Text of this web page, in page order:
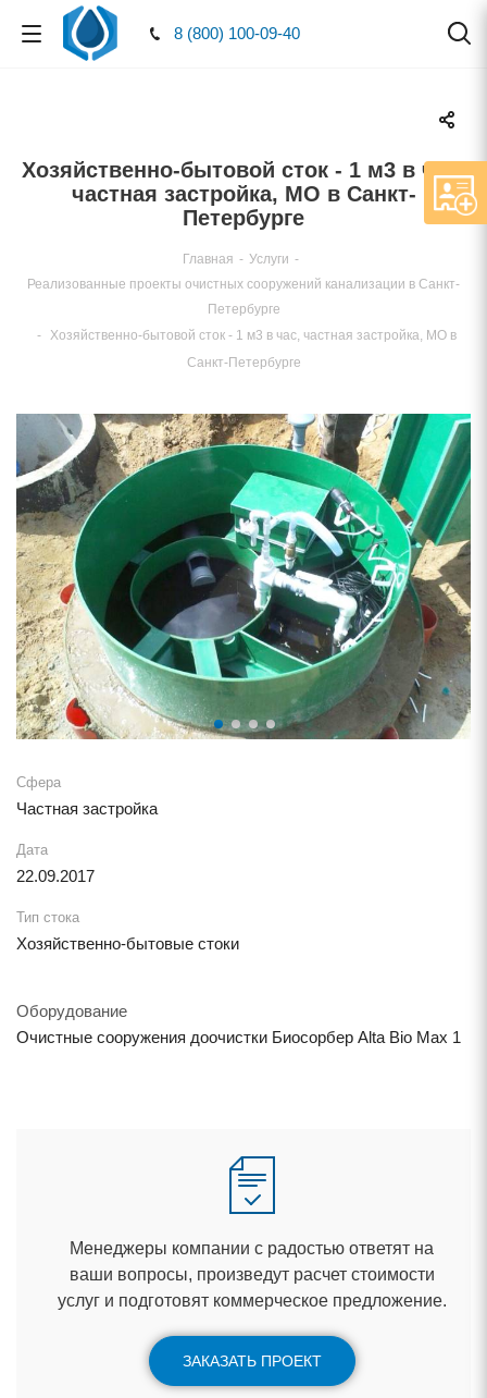
8 (800) 100-09-40
Хозяйственно-бытовой сток - 1 м3 в час,
частная застройка, МО в Санкт-
Петербурге
Главная - Услуги -
Реализованные проекты очистных сооружений канализации в Санкт-
Петербурге
-
Хозяйственно-бытовой сток - 1 м3 в час, частная застройка, МО
Санкт-Петербурге
Сфера
Частная застройка
Дата
22.09.2017
Тип стока
Хозяйственно-бытовые стоки
Оборудование
Очистные сооружения доочистки Биосорбер Alta Bio Max 1
Менеджеры компании с радостью ответят на
аши вопросы, произведут расчет стоимости
услуг и подготовят коммерческое предложение.
ЗАКАЗАТЬ ПРОЕКТ